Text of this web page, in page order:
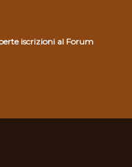
iscrizioni al Forum